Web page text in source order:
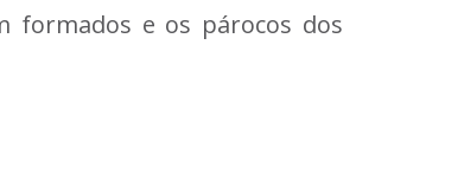
formados ​​e os párocos dos